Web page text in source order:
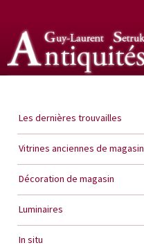
Les dernières trouvailles
Vitrines anciennes de magasin
Décoration de magasin
Luminaires
In situ